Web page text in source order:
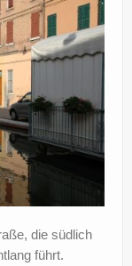
die südlich
führt.